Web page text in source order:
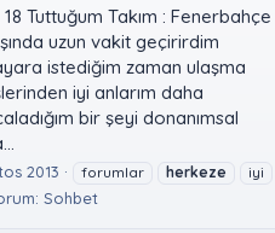
18 Tuttuğum Takım : Fenerbahçe
uzun vakit geçirirdim
istediğim zaman ulaşma
iyi anlarım daha
bir şeyi donanımsal
2013 forumlar herkeze
iyi
Sohbet